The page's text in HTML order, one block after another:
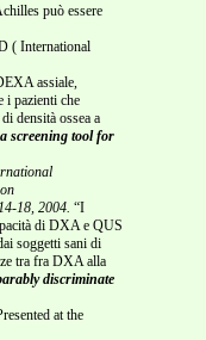
può essere
( International
assiale,
i pazienti che
densità ossea a
screening tool for
18, 2004. “I
di DXA e QUS
soggetti sani di
tra fra DXA alla
discriminate
at the